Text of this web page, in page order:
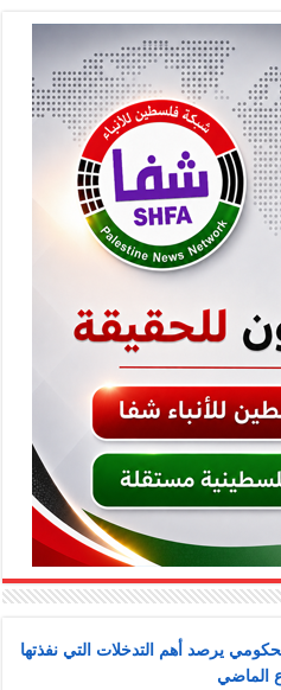
يرصد أهم التدخلات التي نفذتها
الماضي